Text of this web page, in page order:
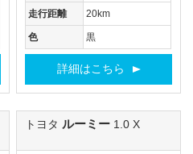
走行距離 20km
色 黒
詳細はこちら
トヨタ ルーミー 1.0 X